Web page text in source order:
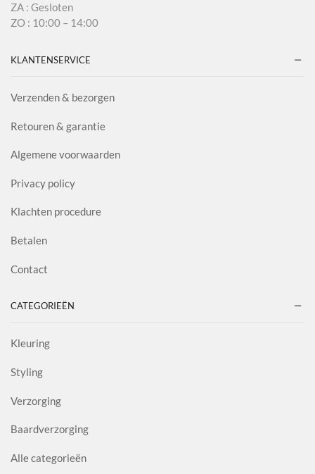
ZA : Gesloten
ZO : 10:00 – 14:00
KLANTENSERVICE
Verzenden & bezorgen
Retouren & garantie
Algemene voorwaarden
Privacy policy
Klachten procedure
Betalen
Contact
CATEGORIEËN
Kleuring
Styling
Verzorging
Baardverzorging
Alle categorieën